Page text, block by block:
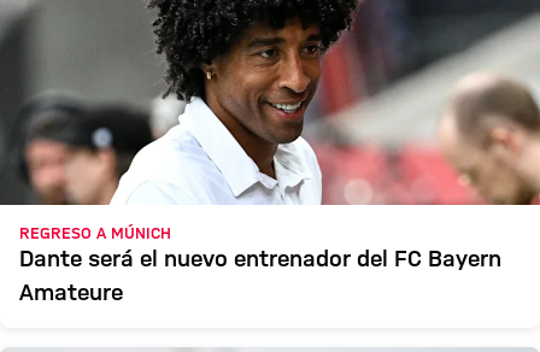
REGRESO A MÚNICH
Dante será el nuevo entrenador del FC Bayern
Amateure